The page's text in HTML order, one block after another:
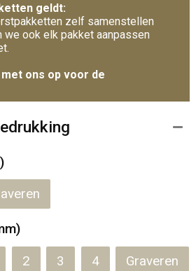
geldt:
zelf samenstellen
we ook elk pakket aanpassen
ons op voor de
2 3 4 Graveren